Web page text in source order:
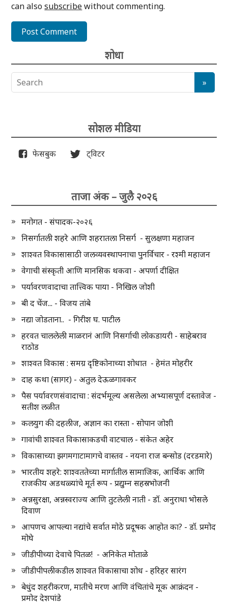
can alsosubscribewithout commenting.
शोधा
सोशल मीडिया
फेसबुक ट्विटर
ताजा अंक – जुलै २०२६
मनोगत - संपादक-२०२६
निसर्गातली शहरे आणि शहरातला निसर्ग - सुलक्षणा महाजन
शाश्वत विकासासाठी जलव्यवस्थापनाचा पुनर्विचार - रश्मी महाजन
वेगाची संस्कृती आणि मानसिक थकवा - अपर्णा दीक्षित
पर्यावरणवादाचा तात्त्विक पाया - निखिल जोशी
बी द चेंज... - विजय तांबे
नद्या जोडताना.. - गिरीश घ. पाटील
हरवत चाललेली माळरानं आणि निसर्गाची लोकडायरी - साहेबराव
राठोड
शाश्वत विकास : समग्र दृष्टिकोनाच्या शोधात - हेमंत मोहरीर
दाह कथा (सागर) - अतुल देऊळगावकर
पैस पर्यावरणसंवादाचा : संदर्भमूल्य असलेला अभ्यासपूर्ण दस्तावेज -
सतीश लळीत
कलयुग की दहलीज, अज्ञान का रास्ता - सोपान जोशी
गावांची शाश्वत विकासाकडची वाटचाल - संकेत अहेर
विकासाच्या झगमगाटामागचे वास्तव - नयना राज बन्सोड (दरडमारे)
भारतीय शहरे: शाश्वततेच्या मार्गातील सामाजिक, आर्थिक आणि
राजकीय अडथळ्यांचे मूर्त रूप - प्रद्युम्न सहस्रभोजनी
अन्नसुरक्षा, अन्नस्वराज्य आणि तुटलेली नाती - डॉ. अनुराधा भोसले
दिवाण
आपणच आपल्या नद्यांचे सर्वात मोठे प्रदूषक आहोत का? - डॉ. प्रमोद
मोघे
जीडीपीच्या देवाचे पितळ! - अनिकेत मोताळे
जीडीपीपलीकडील शाश्वत विकासाचा शोध - हरिहर सारंग
बेधुंद शहरीकरण, मातीचे मरण आणि वंचितांचे मूक आक्रंदन -
प्रमोद देशपांडे